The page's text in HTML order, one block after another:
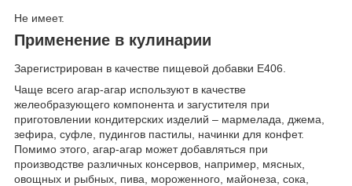
Не имеет.
Применение в кулинарии
Зарегистрирован в качестве пищевой добавки Е406.
Чаще всего агар-агар используют в качестве
желеобразующего компонента и загустителя при
приготовлении кондитерских изделий – мармелада, джема,
зефира, суфле, пудингов пастилы, начинки для конфет.
Помимо этого, агар-агар может добавляться при
производстве различных консервов, например, мясных,
овощных и рыбных, пива, мороженного, майонеза, сока,